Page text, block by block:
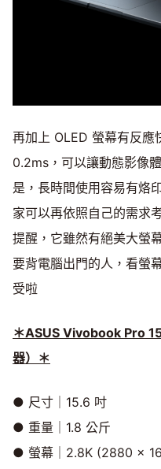
再加上 OLED 螢幕有反應
0.2ms，可以讓動態影像
是，長時間使用容易有烙
家可以再依照自己的需求
提醒，它雖然有絕美大螢
要背電腦出門的人，看螢
受啦
＊ASUS Vivobook Pro
器）＊
● 尺寸｜15.6 吋
● 重量｜1.8 公斤
● 螢幕｜2.8K (2880 x